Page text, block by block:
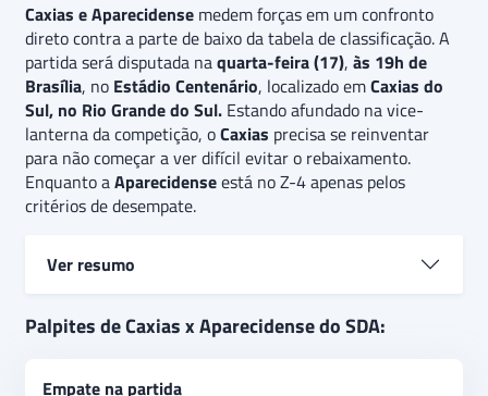
Caxias e Aparecidense medem forças em um confronto
direto contra a parte de baixo da tabela de classificação. A
partida será disputada naquarta-feira (17), às 19h de
Brasília, no Estádio Centenário, localizado emCaxias do
Sul, no Rio Grande do Sul. Estando afundado na vice-
lanterna da competição, oCaxias precisa se reinventar
para não começar a ver difícil evitar o rebaixamento.
Enquanto aAparecidenseestá no Z-4 apenas pelos
critérios de desempate.
Ver resumo
Caxias e Aparecidense se enfrentam pela 13ª rodada
Palpites de Caxias x Aparecidense do SDA:
Empate na partida